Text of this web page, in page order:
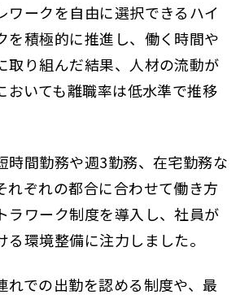
ワークを自由に選択できるハイ
を積極的に推進し、働く時間や
取り組んだ結果、人材の流動が
おいても離職率は低水準で推移
時間勤務や週3勤務、在宅勤務な
れぞれの都合に合わせて働き方
ラワーク制度を導入し、社員が
る環境整備に注力しました。
れでの出勤を認める制度や、最